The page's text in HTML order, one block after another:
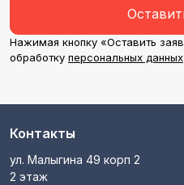
Нажимая кнопку «Оставить
обработку персональных данных
Контакты
ул. Малыгина 49 корп 2
2 этаж